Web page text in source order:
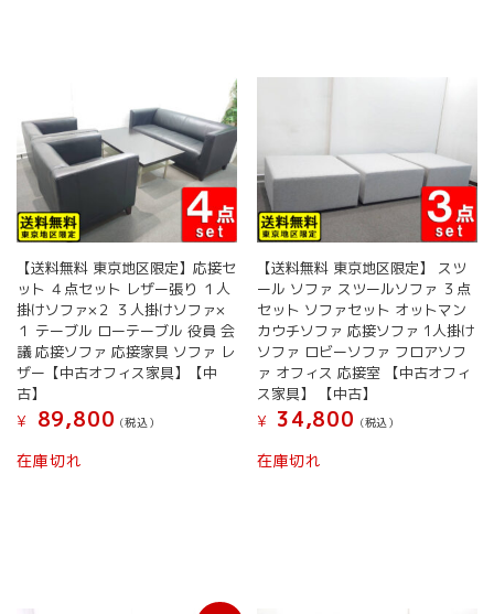
【送料無料 東京地区限定】応接セ
ット ４点セット レザー張り １人
掛けソファ×２ ３人掛けソファ×
１ テーブル ローテーブル 役員 会
議 応接ソファ 応接家具 ソファ レ
ザー【中古オフィス家具】【中
古】
¥
89,800 (税込）
在庫切れ
【送料無料 東京地区限定】 スツ
ール ソファ スツールソファ ３点
セット ソファセット オットマン
カウチソファ 応接ソファ 1人掛け
ソファ ロビーソファ フロアソフ
ァ オフィス 応接室 【中古オフィ
ス家具】 【中古】
¥
34,800 (税込）
在庫切れ